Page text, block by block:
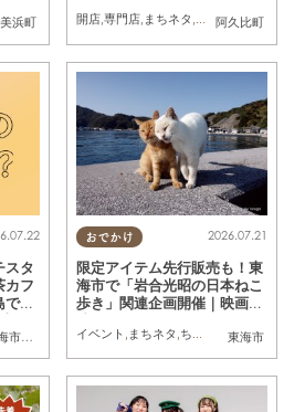
美浜町 阿久比町
広告
開店,専門店, まちネタ ,ちたまる広告
東海市
, 大府市 知多市,東浦町 ,半田市,常滑市
スタ
カフ
お
然,まちネタ 季節ネタ, 親子,家族
おでかけ
東海市
2026.07.21
限定アイテム先行販売も！東
海市で「岩合光昭の日本ねこ
歩き」関連企画開催｜映画上
る広告
イベント , まちネタ ,ちたまる広告 ,ペット